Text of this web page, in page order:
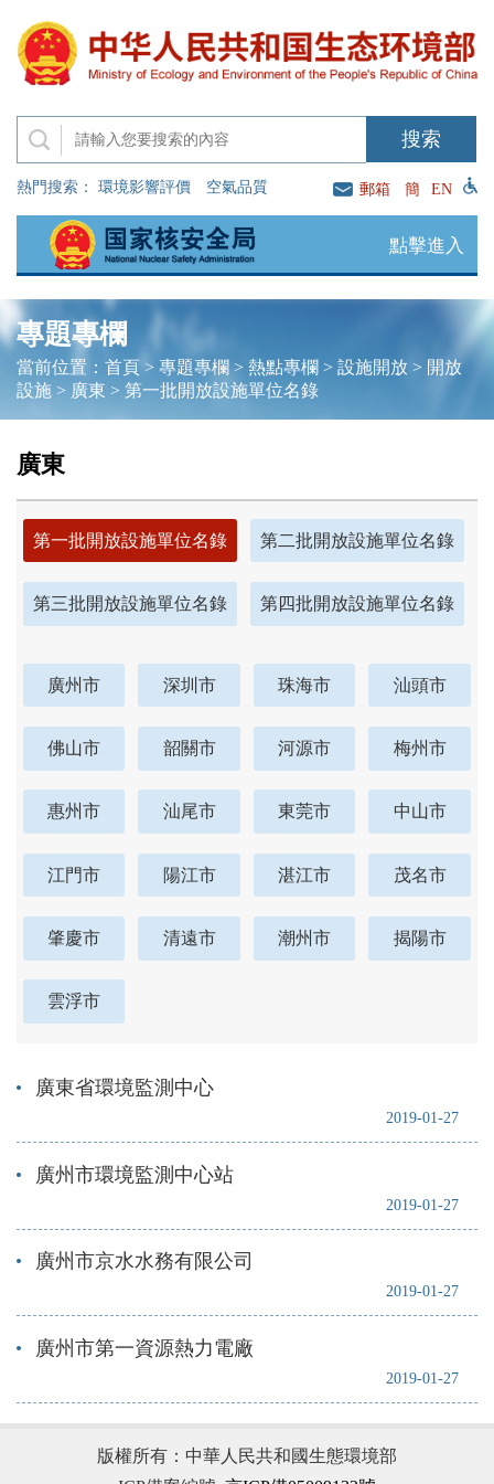
熱門搜索： 環境影響評價 空氣品質 郵箱 簡 EN
點擊進入
專題專欄
當前位置： 首頁> 專題專欄 > 熱點專欄 > 設施開放> 開放
設施> 廣東 > 第一批開放設施單位名錄
廣東
第一批開放設施單位名錄 第二批開放設施單位名錄
第三批開放設施單位名錄 第四批開放設施單位名錄
廣州市 深圳市 珠海市 汕頭市
佛山市 韶關市 河源市 梅州市
惠州市 汕尾市 東莞市 中山市
江門市 陽江市 湛江市 茂名市
肇慶市 清遠市 潮州市 揭陽市
雲浮市
2019-01-27
廣東省環境監測中心
2019-01-27
廣州市環境監測中心站
2019-01-27
廣州市京水水務有限公司
2019-01-27
廣州市第一資源熱力電廠
版權所有：中華人民共和國生態環境部